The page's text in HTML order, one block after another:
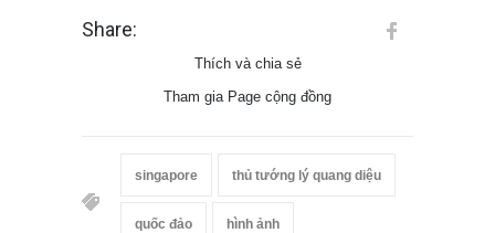
Share:
Thích và chia sẻ
Tham gia Page cộng đồng
singapore thủ tướng lý quang diệu
quốc đảo hình ảnh